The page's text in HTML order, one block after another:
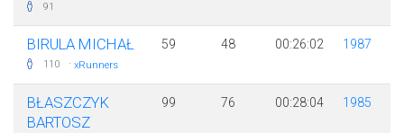
91
BIRULA MICHAŁ
110 · xRunners
59 48 00:26:02 1987
BŁASZCZYK
BARTOSZ
99 76 00:28:04 1985